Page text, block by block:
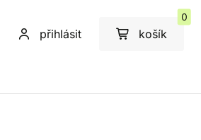
přihlásit košík
0